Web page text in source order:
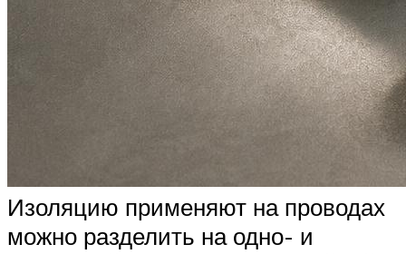
Изоляцию применяют на проводах
можно разделить на одно- и